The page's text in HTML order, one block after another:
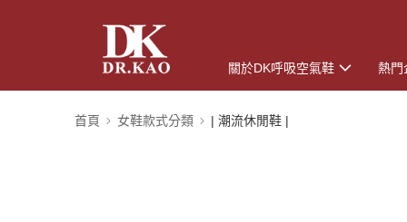
關於DK呼吸空氣鞋 熱門
首頁 女鞋款式分類 | 潮流休閒鞋 |